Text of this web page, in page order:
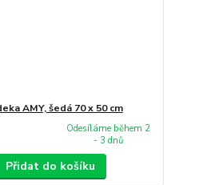
AMY, šedá 70 x 50 cm
Odesíláme během 2
- 3 dnů
Přidat do košíku